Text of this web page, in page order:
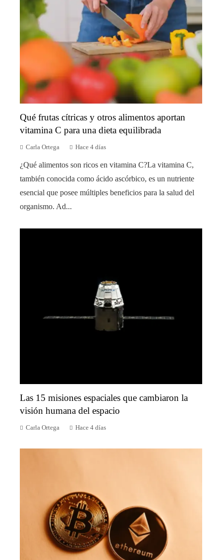
Qué frutas cítricas y otros alimentos aportan
vitamina C para una dieta equilibrada
Carla Ortega Hace 4 días
¿Qué alimentos son ricos en vitamina C?La vitamina C,
también conocida como ácido ascórbico, es un nutriente
esencial que posee múltiples beneficios para la salud del
organismo. Ad...
Las 15 misiones espaciales que cambiaron la
visión humana del espacio
Carla Ortega Hace 4 días